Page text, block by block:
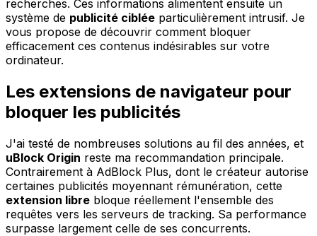
recherches. Ces informations alimentent ensuite un
système de publicité ciblée particulièrement intrusif. Je
vous propose de découvrir comment bloquer
efficacement ces contenus indésirables sur votre
ordinateur.
Les extensions de navigateur pour
bloquer les publicités
J'ai testé de nombreuses solutions au fil des années, et
uBlock Origin reste ma recommandation principale.
Contrairement à AdBlock Plus, dont le créateur autorise
certaines publicités moyennant rémunération, cette
extension libre bloque réellement l'ensemble des
requêtes vers les serveurs de tracking. Sa performance
surpasse largement celle de ses concurrents.